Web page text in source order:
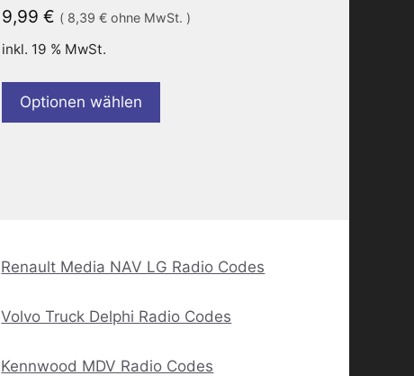
9,99 € ( 8,39 €ohne MwSt. )
inkl. 19 % MwSt.
Optionen wählen
Renault Media NAV LG Radio Codes
Volvo Truck Delphi Radio Codes
Kennwood MDV Radio Codes